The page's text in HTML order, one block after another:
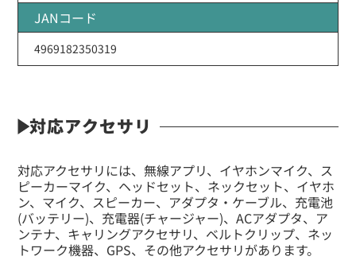
JANコード
4969182350319
対応アクセサリ
対応アクセサリには、無線アプリ、イヤホンマイク、ス
ピーカーマイク、ヘッドセット、ネックセット、イヤホ
ン、マイク、スピーカー、アダプタ・ケーブル、充電池
(バッテリー)、充電器(チャージャー)、ACアダプタ、ア
ンテナ、キャリングアクセサリ、ベルトクリップ、ネッ
トワーク機器、GPS、その他アクセサリがあります。